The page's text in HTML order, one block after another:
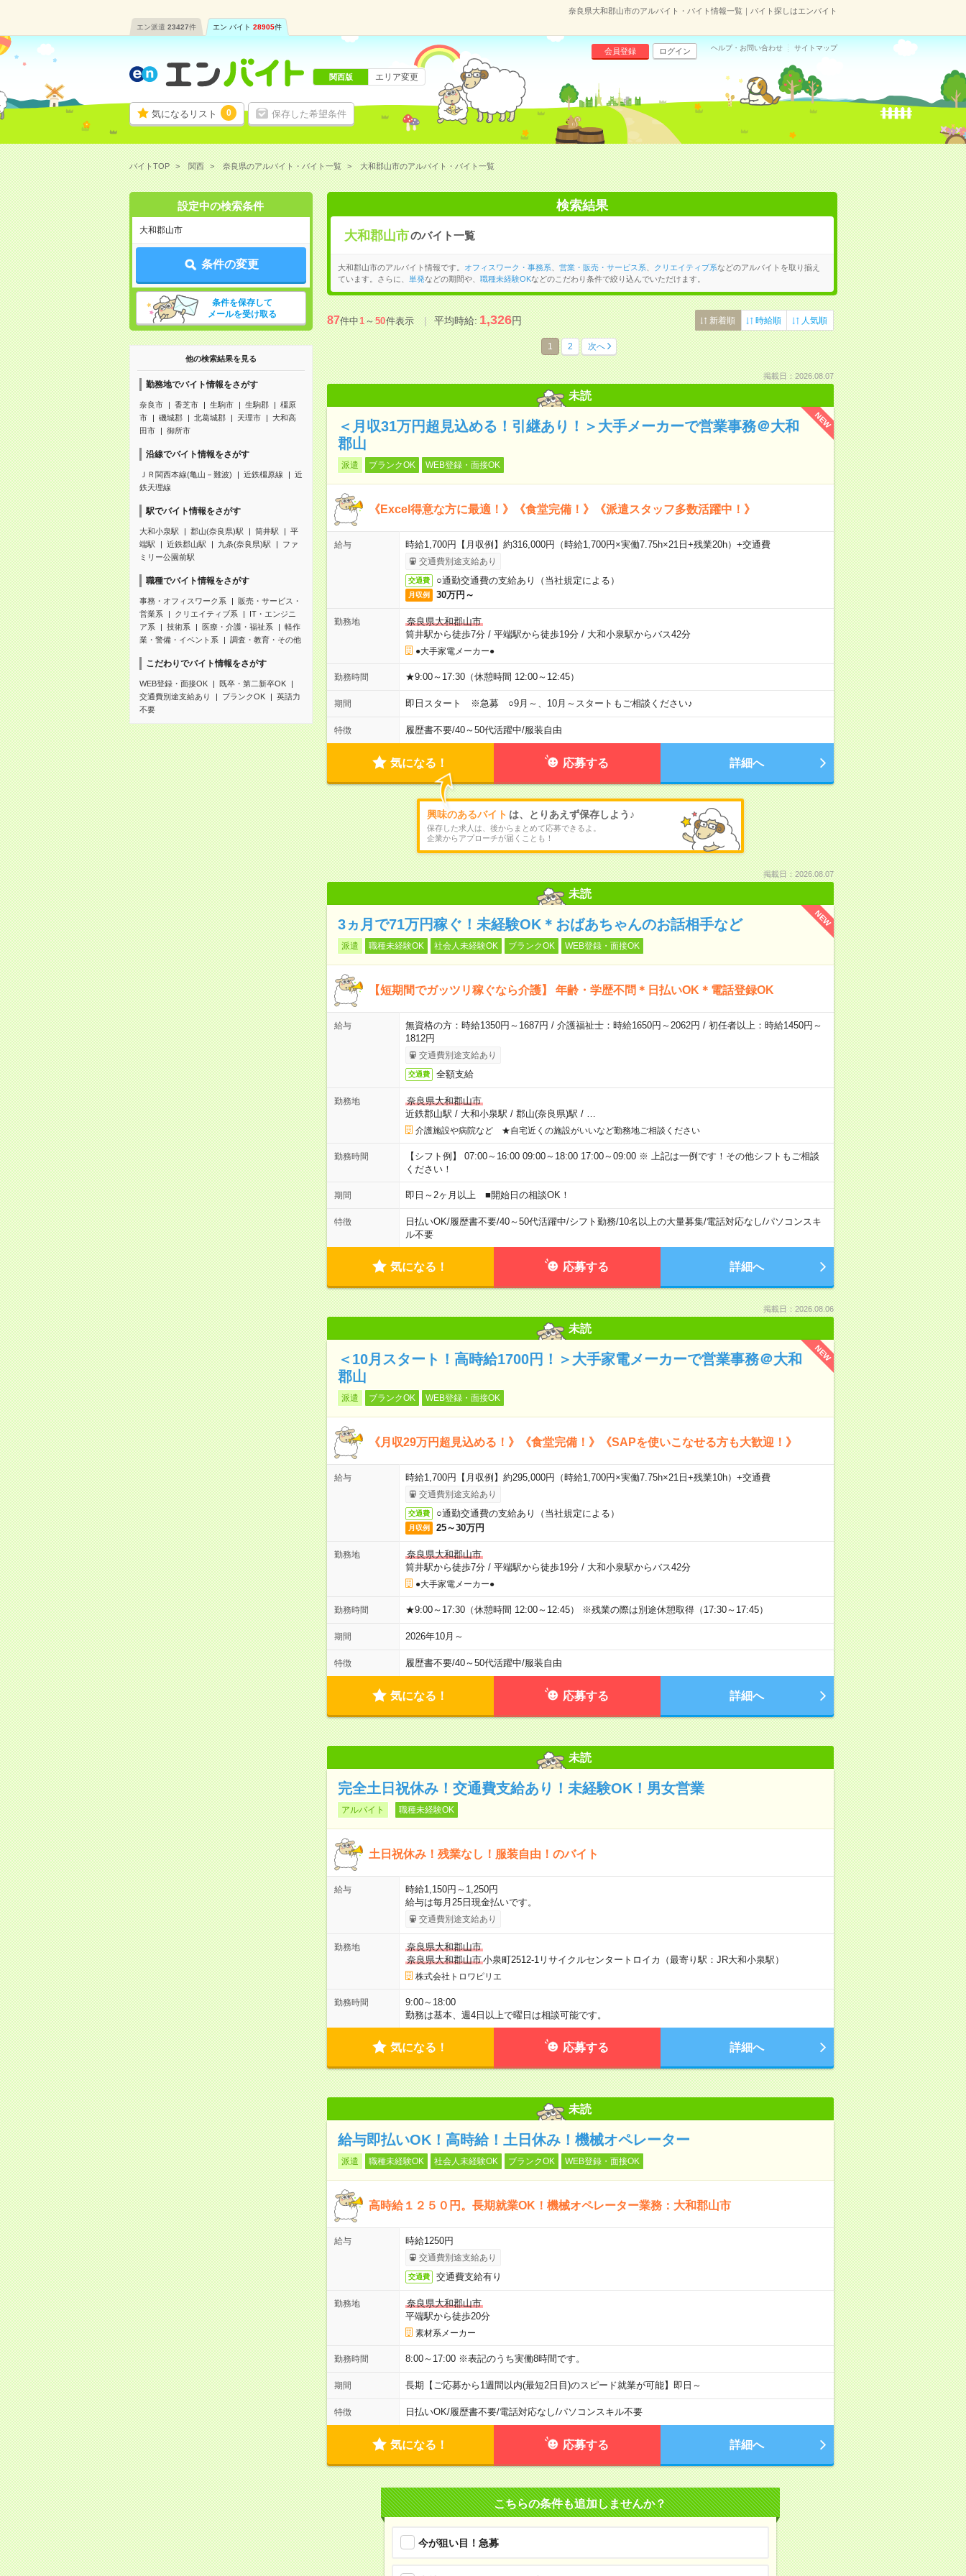
奈良県大和郡山市のアルバイト・バイト情報一覧｜バイト探しはエンバイト
エン派遣 23427件 エン バイト 28905件
気になるリスト 0 保存した希望条件
会員登録 ログイン ヘルプ・お問い合わせ サイトマップ
関西版 エリア変更
バイトTOP 関西 奈良県のアルバイト・バイト一覧 大和郡山市のアルバイト・バイト一覧
設定中の検索条件
大和郡山市
条件の変更
条件を保存して
メールを受け取る
他の検索結果を見る
勤務地でバイト情報をさがす
奈良市 香芝市 生駒市 生駒郡
橿原
市
磯城郡 北葛城郡 天理市
大和高
田市
御所市
沿線でバイト情報をさがす
ＪＲ関西本線(亀山－難波) 近鉄橿原線
近
鉄天理線
駅でバイト情報をさがす
大和小泉駅 郡山(奈良県)駅 筒井駅
平
端駅
近鉄郡山駅 九条(奈良県)駅
ファ
ミリー公園前駅
職種でバイト情報をさがす
事務・オフィスワーク系
販売・サービス・
営業系
クリエイティブ系
IT・エンジニ
ア系
技術系 医療・介護・福祉系
軽作
業・警備・イベント系
調査・教育・その他
こだわりでバイト情報をさがす
WEB登録・面接OK
既卒・第二新卒OK
交通費別途支給あり
ブランクOK
英語力
不要
検索結果
大和郡山市のバイト一覧
大和郡山市のアルバイト情報です。 オフィスワーク・事務系 営業・販売・サービス系 クリエイティブ系などのアルバイトを取り揃え
ています。さらに、
単発などの期間や、 職種未経験OKなどのこだわり条件で絞り込んでいただけます。
87件中1～50件表示 平均時給:1,326円 新着順 時給順 人気順
1 2 次へ
掲載日：2026.08.07
未読
NEW
＜月収31万円超見込める！引継あり！＞大手メーカーで営業事務＠大和
郡山
派遣 ブランクOK WEB登録・面接OK
《Excel得意な方に最適！》《食堂完備！》《派遣スタッフ多数活躍中！》
給与 時給1,700円【月収例】約316,000円（時給1,700円×実働7.75h×21日+残業20h）+交通費
交通費別途支給あり
交通費 ○通勤交通費の支給あり（当社規定による）
月収例 30万円～
勤務地
奈良県大和郡山市
筒井駅から徒歩7分/ 平端駅から徒歩19分/ 大和小泉駅からバス42分
●大手家電メーカー●
勤務時間 ★9:00～17:30（休憩時間 12:00～12:45）
期間 即日スタート ※急募 ○9月～、10月～スタートもご相談ください♪
特徴 履歴書不要/40～50代活躍中/服装自由
気になる！ 応募する 詳細へ
興味のあるバイト は、とりあえず保存しよう♪
保存した求人は、後からまとめて応募できるよ。
企業からアプローチが届くことも！
掲載日：2026.08.07
未読
NEW
3ヵ月で71万円稼ぐ！未経験OK＊おばあちゃんのお話相手など
派遣 職種未経験OK 社会人未経験OK ブランクOK WEB登録・面接OK
【短期間でガッツリ稼ぐなら介護】 年齢・学歴不問＊日払いOK＊電話登録OK
給与
無資格の方：時給1350円～1687円 / 介護福祉士：時給1650円～2062円 / 初任者以上：時給1450円～
1812円
交通費別途支給あり
交通費 全額支給
勤務地
奈良県大和郡山市
近鉄郡山駅 / 大和小泉駅 / 郡山(奈良県)駅 /
介護施設や病院など ★自宅近くの施設がいいなど勤務地ご相談ください
勤務時間
【シフト例】 07:00～16:00 09:00～18:00 17:00～09:00 ※ 上記は一例です！その他シフトもご相談
ください！
期間 即日～2ヶ月以上 ■開始日の相談OK！
特徴 日払いOK/履歴書不要/40～50代活躍中/シフト勤務/10名以上の大量募集/電話対応なし/パソコンスキ
ル不要
気になる！ 応募する 詳細へ
掲載日：2026.08.06
未読
NEW
＜10月スタート！高時給1700円！＞大手家電メーカーで営業事務＠大和
郡山
派遣 ブランクOK WEB登録・面接OK
《月収29万円超見込める！》《食堂完備！》《SAPを使いこなせる方も大歓迎！》
給与 時給1,700円【月収例】約295,000円（時給1,700円×実働7.75h×21日+残業10h）+交通費
交通費別途支給あり
交通費 ○通勤交通費の支給あり（当社規定による）
月収例 25～30万円
勤務地
奈良県大和郡山市
筒井駅から徒歩7分/ 平端駅から徒歩19分/ 大和小泉駅からバス42分
●大手家電メーカー●
勤務時間 ★9:00～17:30（休憩時間 12:00～12:45） ※残業の際は別途休憩取得（17:30～17:45）
期間 2026年10月～
特徴 履歴書不要/40～50代活躍中/服装自由
気になる！ 応募する 詳細へ
未読
完全土日祝休み！交通費支給あり！未経験OK！男女営業
アルバイト 職種未経験OK
土日祝休み！残業なし！服装自由！のバイト
給与
時給1,150円～1,250円
給与は毎月25日現金払いです。
交通費別途支給あり
勤務地
奈良県大和郡山市
奈良県大和郡山市小泉町2512-1リサイクルセンタートロイカ（最寄り駅：JR大和小泉駅）
株式会社トロワピリエ
勤務時間
9:00～18:00
勤務は基本、週4日以上で曜日は相談可能です。
気になる！ 応募する 詳細へ
未読
給与即払いOK！高時給！土日休み！機械オペレーター
派遣 職種未経験OK 社会人未経験OK ブランクOK WEB登録・面接OK
高時給１２５０円。長期就業OK！機械オペレーター業務：大和郡山市
給与 時給1250円
交通費別途支給あり
交通費 交通費支給有り
勤務地
奈良県大和郡山市
平端駅から徒歩20分
素材系メーカー
勤務時間 8:00～17:00 ※表記のうち実働8時間です。
期間 長期【ご応募から1週間以内(最短2日目)のスピード就業が可能】即日～
特徴 日払いOK/履歴書不要/電話対応なし/パソコンスキル不要
気になる！ 応募する 詳細へ
こちらの条件も追加しませんか？
今が狙い目！急募